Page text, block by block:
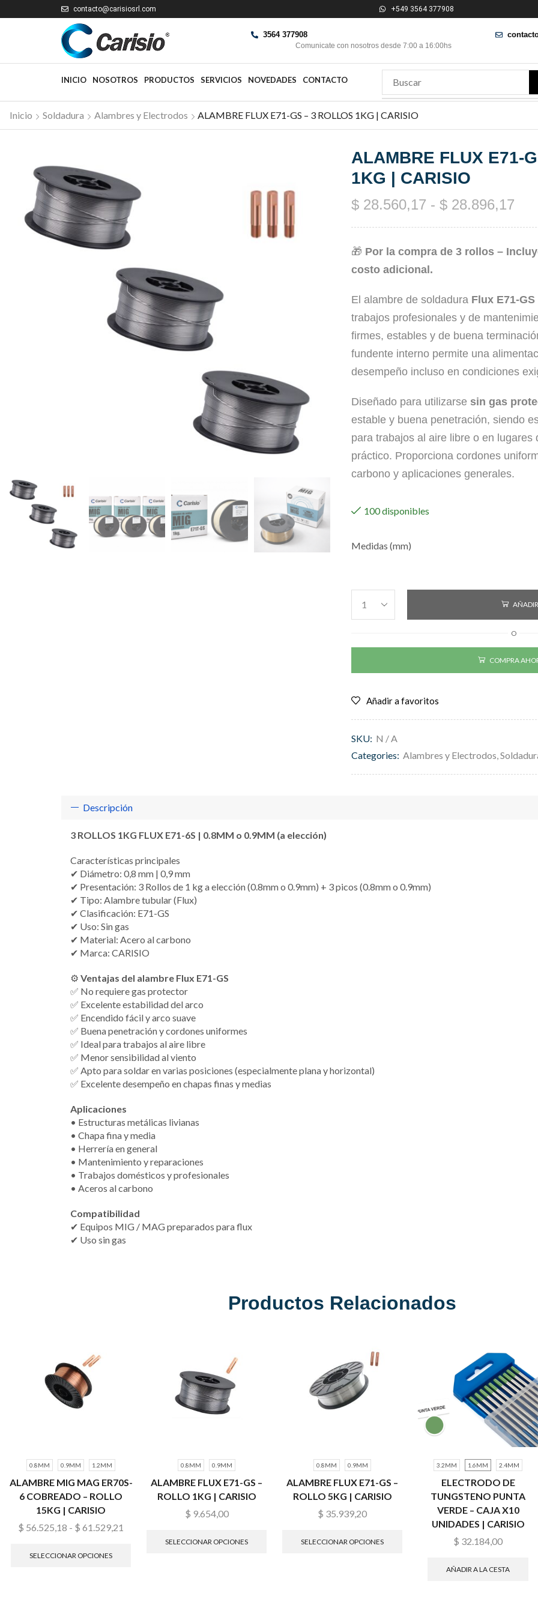
contacto@carisiosrl.com +549 3564 377908
3564 377908
Comunicate con nosotros desde 7:00 a 16:00hs
INICIO NOSOTROS PRODUCTOS SERVICIOS NOVEDADES CONTACTO
Inicio Soldadura Alambres y Electrodos ALAMBRE FLUX E71-GS – 3 ROLLOS 1KG | CARISIO
ALAMBRE FLUX E71-
1KG | CARISIO
$ 28.560,17 - $ 28.896,17
🎁 Por la compra de 3 rollos –
costo adicional.
El alambre de soldadura Flux E71-GS
trabajos profesionales y de
firmes, estables y de buena
fundente interno permite una
desempeño incluso en condiciones
Diseñado para utilizarse sin gas
estable y buena penetración, siendo
para trabajos al aire libre o en lugares
práctico. Proporciona cordones
carbono y aplicaciones generales.
100 disponibles
Medidas (mm)
O
COMPRA
Añadir a favoritos
SKU: N / A
Categories: Alambres y Electrodos,
Descripción
3 ROLLOS 1KG FLUX E71-6S | 0.8MM o 0.9MM (a elección)
Características principales
✔ Diámetro: 0,8 mm | 0,9 mm
✔ Presentación: 3 Rollos de 1 kg a elección (0.8mm o 0.9mm) + 3 picos (0.8mm o 0.9mm)
✔ Tipo: Alambre tubular (Flux)
✔ Clasificación: E71-GS
✔ Uso: Sin gas
✔ Material: Acero al carbono
✔ Marca: CARISIO
⚙️ Ventajas del alambre Flux E71-GS
✅ No requiere gas protector
✅ Excelente estabilidad del arco
✅ Encendido fácil y arco suave
✅ Buena penetración y cordones uniformes
✅ Ideal para trabajos al aire libre
✅ Menor sensibilidad al viento
✅ Apto para soldar en varias posiciones (especialmente plana y horizontal)
✅ Excelente desempeño en chapas finas y medias
Aplicaciones
• Estructuras metálicas livianas
• Chapa fina y media
• Herrería en general
• Mantenimiento y reparaciones
• Trabajos domésticos y profesionales
• Aceros al carbono
Compatibilidad
✔ Equipos MIG / MAG preparados para flux
✔ Uso sin gas
Productos Relacionados
0.8MM 0.9MM 1.2MM
ALAMBRE MIG MAG ER70S-
6 COBREADO – ROLLO
15KG | CARISIO
$ 56.525,18 - $ 61.529,21
SELECCIONAR OPCIONES
0.8MM 0.9MM
ALAMBRE FLUX E71-GS –
ROLLO 1KG | CARISIO
$ 9.654,00
SELECCIONAR OPCIONES
0.8MM 0.9MM
ALAMBRE FLUX E71-GS –
ROLLO 5KG | CARISIO
$ 35.939,20
SELECCIONAR OPCIONES
3.2MM 1.6MM 2.4MM
ELECTRODO DE
TUNGSTENO PUNTA
VERDE – CAJA X10
UNIDADES | CARISIO
$ 32.184,00
AÑADIR A LA CESTA